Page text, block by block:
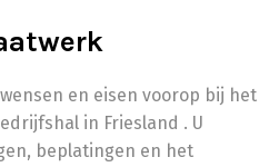
en eisen voorop bij het
in Friesland . U
beplatingen en het